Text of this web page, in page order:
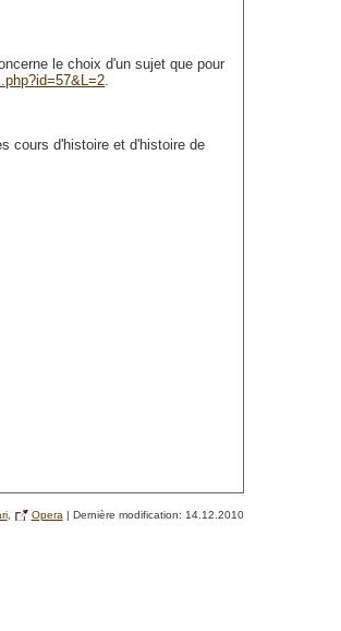
le choix d'un sujet que pour
cours d'histoire et d'histoire de
, Opera| Dernière modification: 14.12.2010